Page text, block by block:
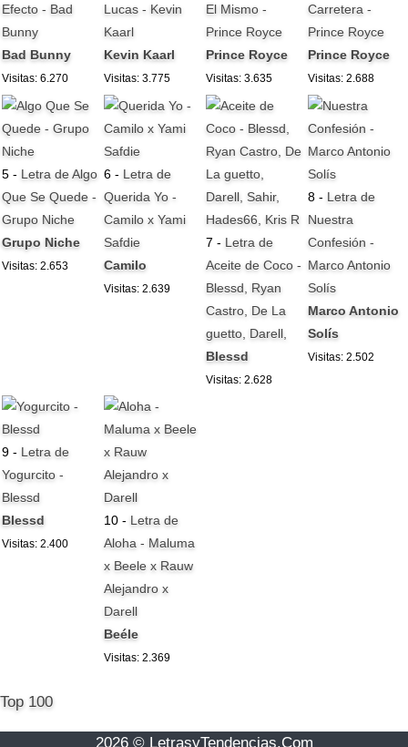
Efecto - Bad
Bunny
Bad Bunny
Visitas: 6.270
Lucas - Kevin
Kaarl
Kevin Kaarl
Visitas: 3.775
El Mismo -
Prince Royce
Prince Royce
Visitas: 3.635
Carretera -
Prince Royce
Prince Royce
Visitas: 2.688
5 - Letra de Algo
Que Se Quede -
Grupo Niche
Grupo Niche
Visitas: 2.653
6 - Letra de
Querida Yo -
Camilo x Yami
Safdie
Camilo
Visitas: 2.639
7 - Letra de
Aceite de Coco -
Blessd, Ryan
Castro, De La
guetto, Darell,
Blessd
Visitas: 2.628
8 - Letra de
Nuestra
Confesión -
Marco Antonio
Solís
Marco Antonio
Solís
Visitas: 2.502
9 - Letra de
Yogurcito -
Blessd
Blessd
Visitas: 2.400
10 - Letra de
Aloha - Maluma
x Beele x Rauw
Alejandro x
Darell
Beéle
Visitas: 2.369
Top 100
2026 © LetrasyTendencias.Com